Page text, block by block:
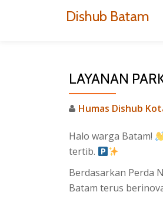
Dishub Batam
LAYANAN
Humas Dishub
Halo warga Batam!
tertib.
Berdasarkan Perda
Batam terus